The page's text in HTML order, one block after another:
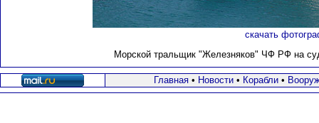
скачать
Морской тральщик "Железняков" ЧФ РФ на
Главная• Новости• Корабли•